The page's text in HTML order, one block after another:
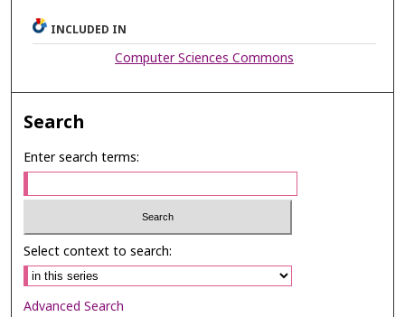
INCLUDED IN
Computer Sciences Commons
Search
Enter search terms:
Select context to search:
Advanced Search